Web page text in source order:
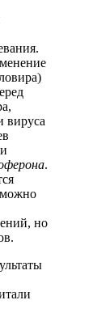
вируса
.
можно
но